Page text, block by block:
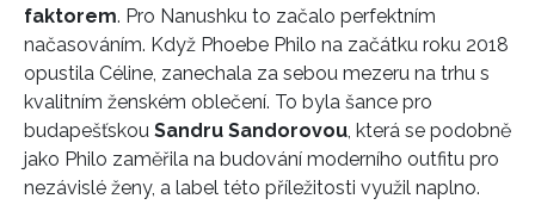
faktorem. Pro Nanushku to začalo perfektním
načasováním. Když Phoebe Philo na začátku roku 2018
opustila Céline, zanechala za sebou mezeru na trhu s
kvalitním ženském oblečení. To byla šance pro
budapešťskou Sandru Sandorovou , která se podobně
jako Philo zaměřila na budování moderního outfitu pro
nezávislé ženy, a label této příležitosti využil naplno.